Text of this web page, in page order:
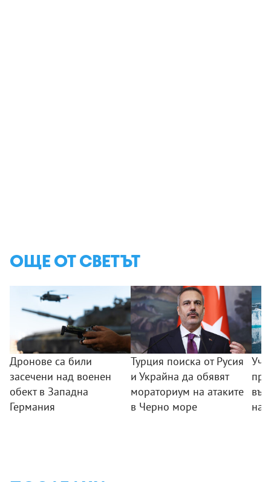
ОЩЕ ОТ СВЕТЪТ
Дронове са били
засечени над военен
обект в Западна
Германия
Турция поиска от Русия
и Украйна да обявят
мораториум на атаките
в Черно море
на